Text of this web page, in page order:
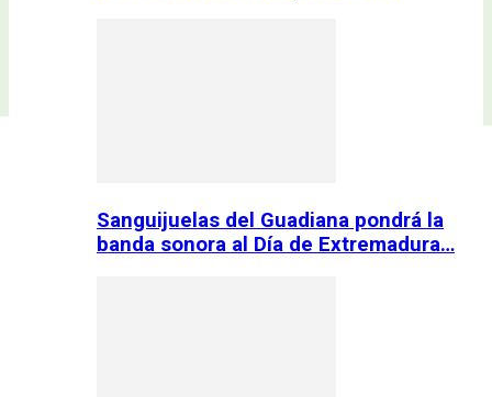
Sanguijuelas del Guadiana pondrá la
banda sonora al Día de Extremadura…